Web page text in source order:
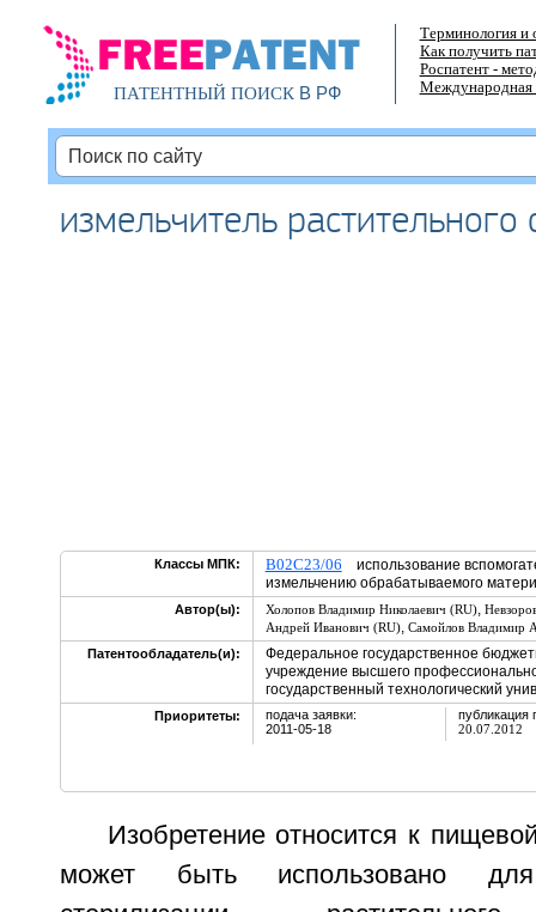
ПАТЕНТНЫЙ ПОИСКВ РФ
Терминология и
Как получить
Роспатент -
Международная
измельчитель растительного
Классы МПК: B02C23/06 использование
измельчению обрабатываемого
Автор(ы): Холопов Владимир Николаевич (RU),
Андрей Иванович (RU), Самойлов Владимир
Патентообладатель(и):
Федеральное государственное
учреждение высшего
государственный технологический
Приоритеты:
подача заявки:
2011-05-18
публикация
20.07.2012
Изобретение относится к
может быть использовано